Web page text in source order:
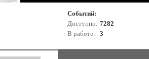
Событий:
Доступно: 7282
В работе:
3